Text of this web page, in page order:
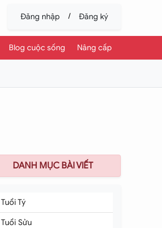
Đăng nhập / Đăng ký
Blog cuộc sống Nâng cấp
DANH MỤC BÀI VIẾT
Tuổi Tý
Tuổi Sửu